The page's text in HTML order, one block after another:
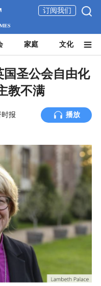
订阅我们
家庭 文化
国圣公会自由化
教不满
报 播放